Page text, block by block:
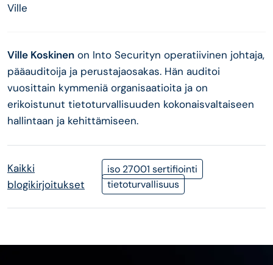
Ville
Ville Koskinen on Into Securityn operatiivinen johtaja,
pääauditoija ja perustajaosakas. Hän auditoi
vuosittain kymmeniä organisaatioita ja on
erikoistunut tietoturvallisuuden kokonaisvaltaiseen
hallintaan ja kehittämiseen.
Kaikki
blogikirjoitukset
iso 27001 sertifiointi
tietoturvallisuus